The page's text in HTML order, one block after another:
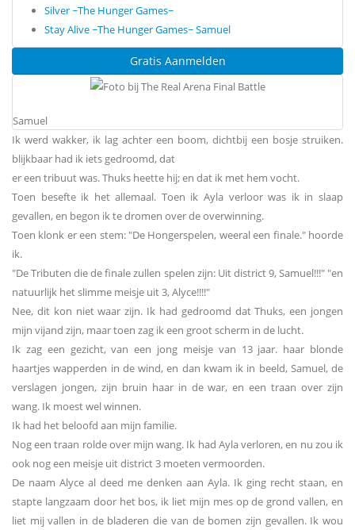
Silver ~The Hunger Games~
Stay Alive ~The Hunger Games~ Samuel
Gratis Aanmelden
Samuel
Ik werd wakker, ik lag achter een boom, dichtbij een bosje struiken.
blijkbaar had ik iets gedroomd, dat
er een tribuut was. Thuks heette hij; en dat ik met hem vocht.
Toen besefte ik het allemaal. Toen ik Ayla verloor was ik in slaap
gevallen, en begon ik te dromen over de overwinning.
Toen klonk er een stem: "De Hongerspelen, weeral een finale." hoorde
ik.
"De Tributen die de finale zullen spelen zijn: Uit district 9, Samuel!!!" "en
natuurlijk het slimme meisje uit 3, Alyce!!!!"
Nee, dit kon niet waar zijn. Ik had gedroomd dat Thuks, een jongen
mijn vijand zijn, maar toen zag ik een groot scherm in de lucht.
Ik zag een gezicht, van een jong meisje van 13 jaar. haar blonde
haartjes wapperden in de wind, en dan kwam ik in beeld, Samuel, de
verslagen jongen, zijn bruin haar in de war, en een traan over zijn
wang. Ik moest wel winnen.
Ik had het beloofd aan mijn familie.
Nog een traan rolde over mijn wang. Ik had Ayla verloren, en nu zou ik
ook nog een meisje uit district 3 moeten vermoorden.
De naam Alyce al deed me denken aan Ayla. Ik ging recht staan, en
stapte langzaam door het bos, ik liet mijn mes op de grond vallen, en
liet mij vallen in de bladeren die van de bomen zijn gevallen. Ik wou